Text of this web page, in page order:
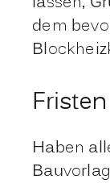
dem
Fristen
Haben